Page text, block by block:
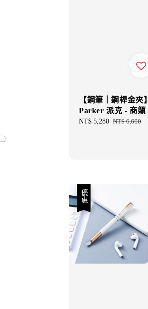
【鋼筆｜鋼桿金夾】
Parker 派克 - 商籟
Sale
NT$ 5,280 Regular
NT$ 6,600
優惠